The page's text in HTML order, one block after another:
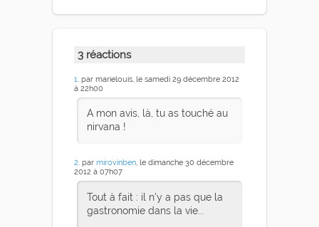
3 réactions
1. par marielouis, le samedi 29 décembre 2012
à 22h00
A mon avis, là, tu as touché au
nirvana !
2. par mirovinben, le dimanche 30 décembre
2012 à 07h07
Tout à fait : il n'y a pas que la
gastronomie dans la vie...